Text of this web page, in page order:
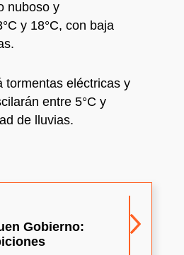
nuboso y
y 18°C, con baja
eléctricas y
entre 5°C y
de lluvias.
Gobierno: